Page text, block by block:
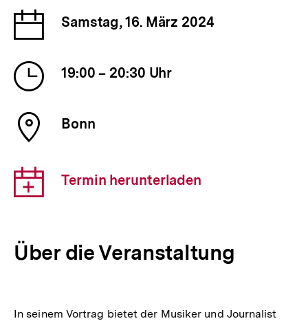
Datum
der
Veranstaltung
Samstag, 16. März 2024
Uhrzeit
der
Veranstaltung
19:00 – 20:30 Uhr
Ort
der
Bonn
Download-
Link:
Termin herunterladen
Über die Veranstaltung
In seinem Vortrag bietet der Musiker und Journalist